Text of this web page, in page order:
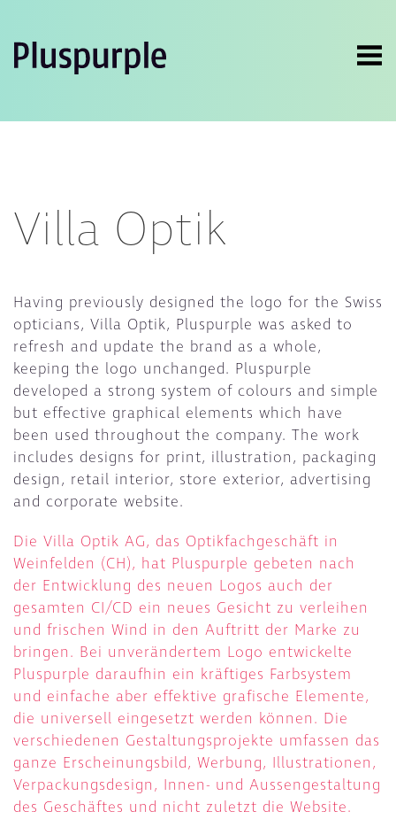
Villa Optik
Having previously designed the logo for the Swiss
opticians, Villa Optik, Pluspurple was asked to
refresh and update the brand as a whole,
keeping the logo unchanged. Pluspurple
developed a strong system of colours and simple
but effective graphical elements which have
been used throughout the company. The work
includes designs for print, illustration, packaging
design, retail interior, store exterior, advertising
and corporate website.
Die Villa Optik AG, das Optikfachgeschäft in
Weinfelden (CH), hat Pluspurple gebeten nach
der Entwicklung des neuen Logos auch der
gesamten CI/CD ein neues Gesicht zu verleihen
und frischen Wind in den Auftritt der Marke zu
bringen. Bei unverändertem Logo entwickelte
Pluspurple daraufhin ein kräftiges Farbsystem
und einfache aber effektive grafische Elemente,
die universell eingesetzt werden können. Die
verschiedenen Gestaltungsprojekte umfassen das
ganze Erscheinungsbild, Werbung, Illustrationen,
Verpackungsdesign, Innen- und Aussengestaltung
des Geschäftes und nicht zuletzt die Website.